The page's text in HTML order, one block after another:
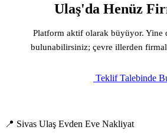
Ulaş'da Henüz
Platform aktif olarak büyüyor. Yine
bulunabilirsiniz; çevre illerden
Teklif Talebinde
📍 Sivas Ulaş Evden Eve Nakliyat